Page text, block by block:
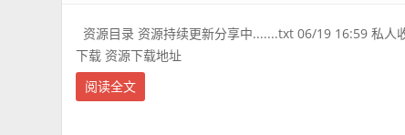
资源目录 资源持续更新分享中.......txt 06/19 16:59 私人
下载 资源下载地址
阅读全文